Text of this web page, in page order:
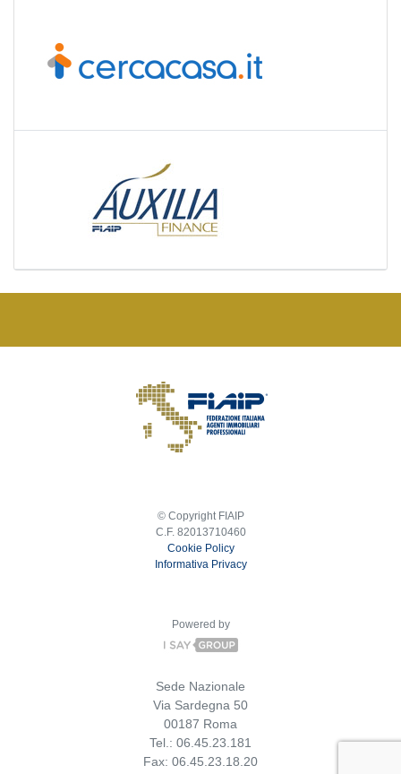
© Copyright FIAIP
C.F. 82013710460
Cookie Policy
Informativa Privacy
Powered by
Sede Nazionale
Via Sardegna 50
00187 Roma
Tel.: 06.45.23.181
Fax: 06.45.23.18.20